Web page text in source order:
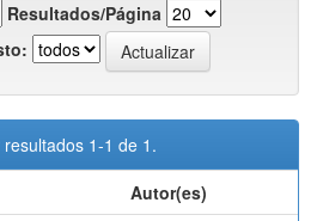
Resultados/Página
1-1 de 1.
Autor(es)